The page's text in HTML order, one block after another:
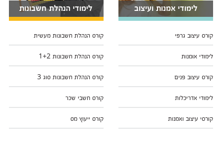
לימודי אמנות ועיצוב
קורס עיצוב גרפי
לימודי אומנות
קורס עיצוב פנים
לימודי אדריכלות
קורסי עיצוב ואמנות
לימודי הנהלת חשבונות
קורס הנהלת חשבונות מעשית
קורס הנהלת חשבונות 1+2
קורס הנהלת חשבונות סוג 3
קורס חשבי שכר
קורס ייעוץ מס